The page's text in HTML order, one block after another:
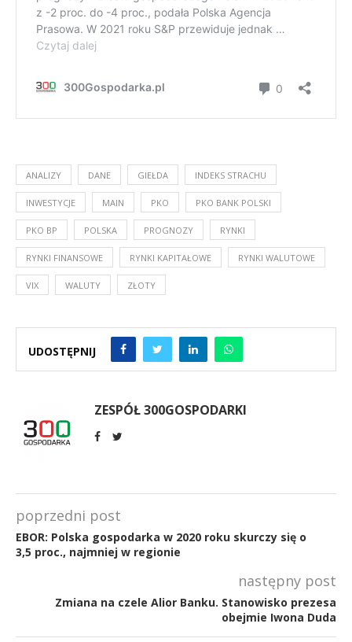
ANALIZY DANE GIEŁDA INDEKS STRACHU
INWESTYCJE MAIN PKO PKO BANK POLSKI
PKO BP POLSKA PROGNOZY RYNKI
RYNKI FINANSOWE RYNKI KAPITAŁOWE RYNKI WALUTOWE
VIX WALUTY ZŁOTY
UDOSTĘPNIJ
ZESPÓŁ 300GOSPODARKI
poprzedni post
EBOR: Polska gospodarka w 2020 roku skurczy się o
3,5 proc., najmniej w regionie
następny post
Zmiana na czele Alior Banku. Stanowisko prezesa
obejmie Iwona Duda